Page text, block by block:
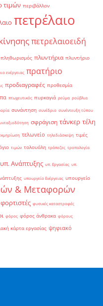
τιμών περιβάλλον
πετρέλαιο
πετρελαιοειδή
πληθωρισμός πλυντήρια πλυντήριο
ενέργειας πρατήριο
προδιαγραφές προθεσμία
πτωχευτικός πυρκαγιά ρεύμα ρούβλια
συνάντηση συνέδριο συνέντευξη τύπου
σφράγιση τάνκερ τέλη
τελωνείο τηλεδιάσκεψη τιμές
τιμών τολουόλη τράπεζες τροπολογία
υπ. Ανάπτυξης υπ. Εργασίας υπ.
υπουργείο Ενέργειας υπουργείο
& Μεταφορών
φορτιστές φυσικές καταστροφές
φόρος φόρος άνθρακα φόρους
κάρτα εργασίας ψηφιακό